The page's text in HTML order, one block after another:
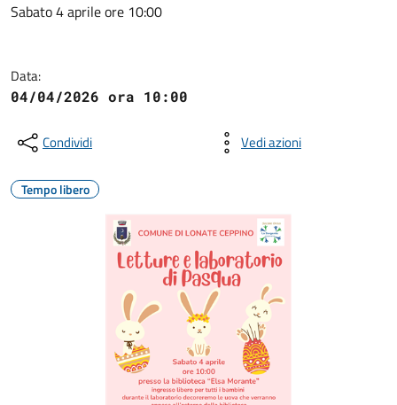
Sabato 4 aprile ore 10:00
Data:
04/04/2026 ora 10:00
Condividi Vedi azioni
Tempo libero